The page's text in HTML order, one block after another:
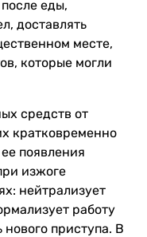
еды,
доставлять
месте,
которые могли
средств от
кратковременно
появления
изжоге
нейтрализует
работу
приступа. В